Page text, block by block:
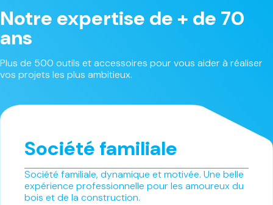
Notre expertise de + de 70
ans
Plus de 500 outils et accessoires pour vous aider à réaliser
vos projets les plus ambitieux.
Société familiale
Société familiale, dynamique et motivée. Une belle
expérience professionnelle pour les amoureux du
bois et de la construction.